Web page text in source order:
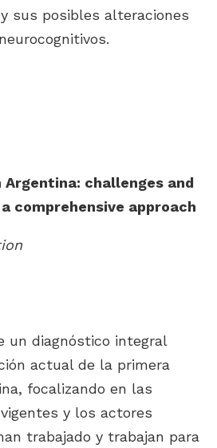
sus posibles alteraciones
Argentina: challenges and
comprehensive approach
un diagnóstico integral
actual de la primera
focalizando en las
y los actores
trabajado y trabajan para